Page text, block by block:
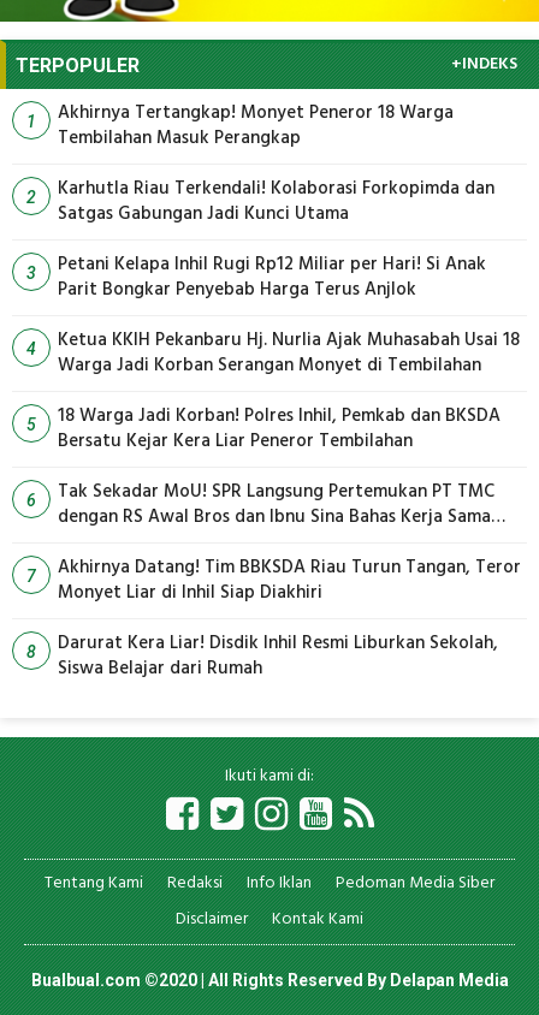
TERPOPULER +INDEKS
1
Akhirnya Tertangkap! Monyet Peneror 18 Warga
Tembilahan Masuk Perangkap
2
Karhutla Riau Terkendali! Kolaborasi Forkopimda dan
Satgas Gabungan Jadi Kunci Utama
3
Petani Kelapa Inhil Rugi Rp12 Miliar per Hari! Si Anak
Parit Bongkar Penyebab Harga Terus Anjlok
4
Ketua KKIH Pekanbaru Hj. Nurlia Ajak Muhasabah Usai 18
Warga Jadi Korban Serangan Monyet di Tembilahan
5
18 Warga Jadi Korban! Polres Inhil, Pemkab dan BKSDA
Bersatu Kejar Kera Liar Peneror Tembilahan
6
Tak Sekadar MoU! SPR Langsung Pertemukan PT TMC
dengan RS Awal Bros dan Ibnu Sina Bahas Kerja Sama
7
Akhirnya Datang! Tim BBKSDA Riau Turun Tangan, Teror
Monyet Liar di Inhil Siap Diakhiri
8
Darurat Kera Liar! Disdik Inhil Resmi Liburkan Sekolah,
Siswa Belajar dari Rumah
Ikuti kami di:
Tentang Kami Redaksi Info Iklan
Pedoman Media Siber
Disclaimer
Kontak Kami
Bualbual.com ©2020 | All Rights Reserved ByDelapan Media